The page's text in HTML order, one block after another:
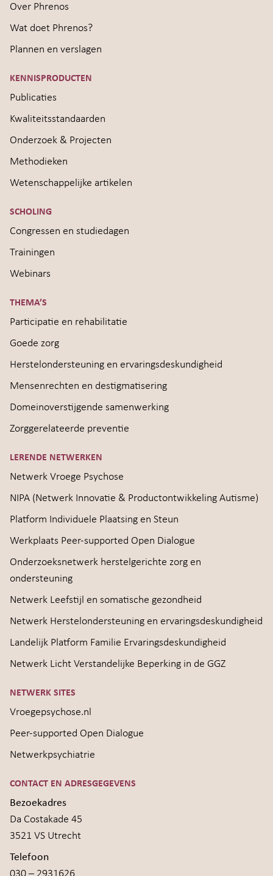
Over Phrenos
Wat doet Phrenos?
Plannen en verslagen
KENNISPRODUCTEN
Publicaties
Kwaliteitsstandaarden
Onderzoek & Projecten
Methodieken
Wetenschappelijke artikelen
SCHOLING
Congressen en studiedagen
Trainingen
Webinars
THEMA’S
Participatie en rehabilitatie
Goede zorg
Herstelondersteuning en ervaringsdeskundigheid
Mensenrechten en destigmatisering
Domeinoverstijgende samenwerking
Zorggerelateerde preventie
LERENDE NETWERKEN
Netwerk Vroege Psychose
NIPA (Netwerk Innovatie & Productontwikkeling Autisme)
Platform Individuele Plaatsing en Steun
Werkplaats Peer-supported Open Dialogue
Onderzoeksnetwerk herstelgerichte zorg en
ondersteuning
Netwerk Leefstijl en somatische gezondheid
Netwerk Herstelondersteuning en ervaringsdeskundigheid
Landelijk Platform Familie Ervaringsdeskundigheid
Netwerk Licht Verstandelijke Beperking in de GGZ
NETWERK SITES
Vroegepsychose.nl
Peer-supported Open Dialogue
Netwerkpsychiatrie
CONTACT EN ADRESGEGEVENS
Bezoekadres
Da Costakade 45
3521 VS Utrecht
Telefoon